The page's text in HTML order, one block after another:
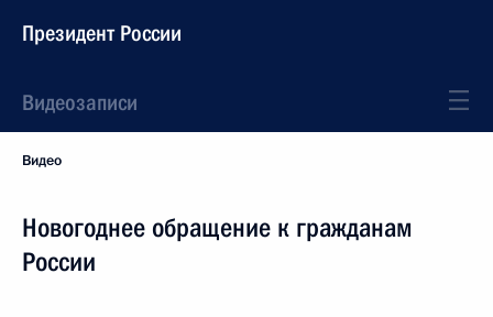
Президент России
Видеозаписи
Видео
Новогоднее обращение к гражданам
России